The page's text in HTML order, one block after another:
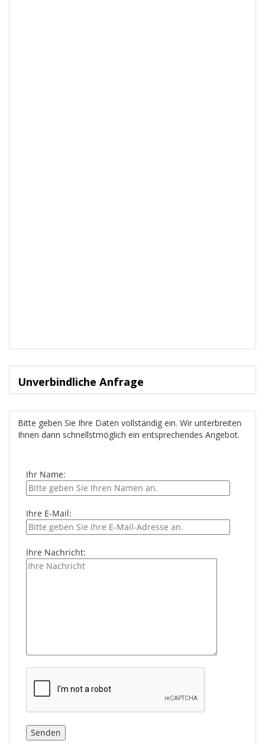
Unverbindliche Anfrage
Bitte geben Sie Ihre Daten vollständig ein. Wir unterbreiten
Ihnen dann schnellstmöglich ein entsprechendes Angebot.